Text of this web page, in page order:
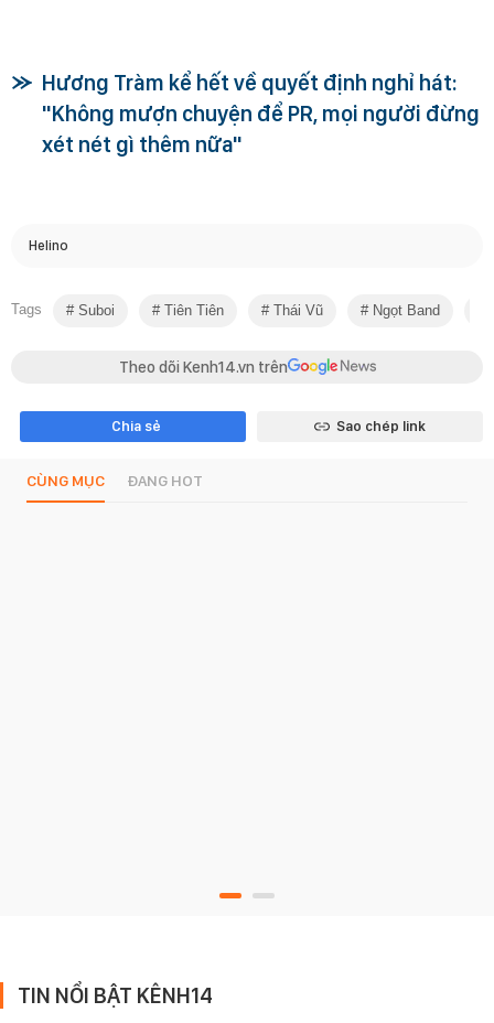
Hương Tràm kể hết về quyết định nghỉ hát:
"Không mượn chuyện để PR, mọi người đừng
xét nét gì thêm nữa"
Helino
Tags Suboi Tiên Tiên Thái Vũ Ngọt Band
Theo dõi Kenh14.vn trên
Chia sẻ Sao chép link
CÙNG MỤC ĐANG HOT
TIN NỔI BẬT KÊNH14